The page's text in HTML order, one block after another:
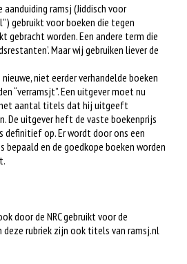
ramsj (Jiddisch voor
gebruikt voor boeken die tegen
gebracht worden. Een andere term die
Maar wij gebruiken liever de
niet eerder verhandelde boeken
“verramsjt”. Een uitgever moet nu
aantal titels dat hij uitgeeft
De uitgever heft de vaste boekenprijs
op. Er wordt door ons een
bepaald en de goedkope boeken worden
door de NRC gebruikt voor de
deze rubriek zijn ook titels van ramsj.nl